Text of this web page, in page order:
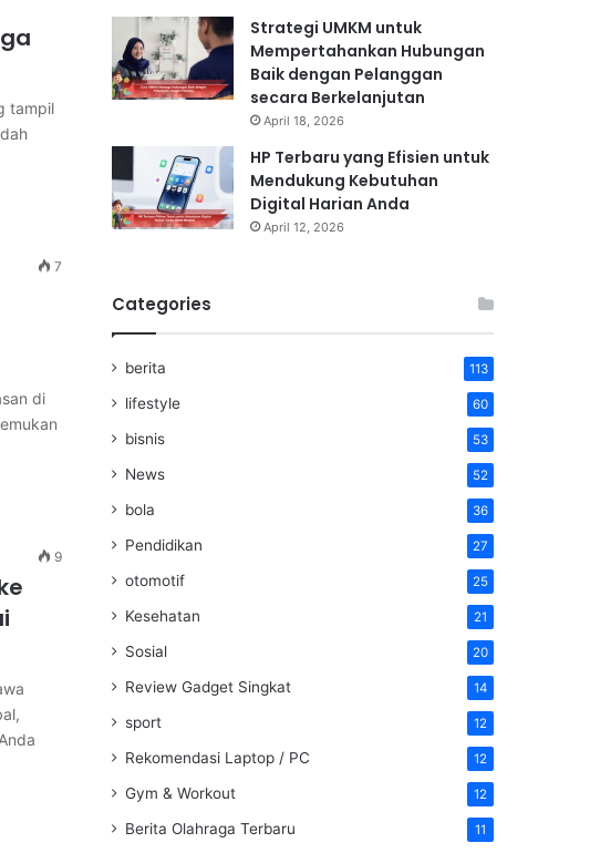
tampil
7
di
9
Strategi UMKM untuk
Mempertahankan Hubungan
Baik dengan Pelanggan
secara Berkelanjutan
April 18, 2026
HP Terbaru yang Efisien untuk
Mendukung Kebutuhan
Digital Harian Anda
April 12, 2026
Categories
berita 113
lifestyle 60
bisnis 53
News 52
bola 36
Pendidikan 27
otomotif 25
Kesehatan 21
Sosial 20
Review Gadget Singkat 14
sport 12
Rekomendasi Laptop / PC 12
Gym & Workout 12
Berita Olahraga Terbaru 11